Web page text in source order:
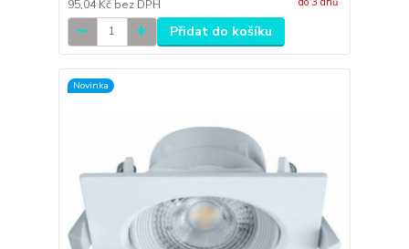
95,04 Kč bez DPH
Přidat do košíku
Novinka